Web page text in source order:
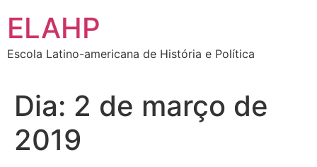
para
conteúdo
ELAHP
Escola Latino-americana de História e Política
Dia: 2 de março de
2019